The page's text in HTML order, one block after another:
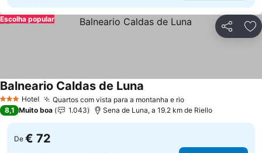
Partilhar
Escolha popular
3 EstrelasHotel Quartos com vista para a montanha e rioVer preços
Balneario Caldas de Luna
8,1 Muito boa 1.043 Sena de Luna, a 19.2 km de Riello
De € 72